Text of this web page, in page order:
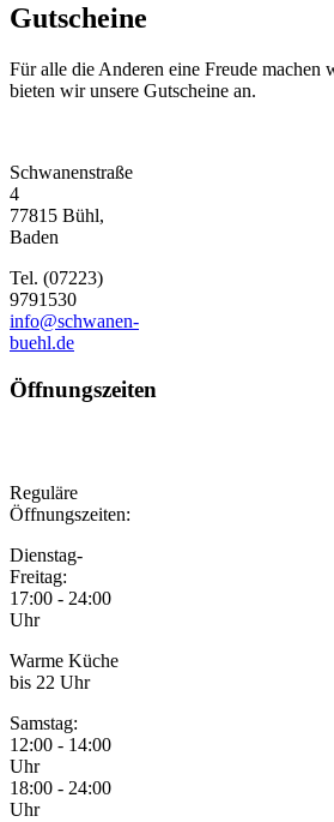
Gutscheine
Für alle die Anderen eine Freude machen
bieten wir unsere Gutscheine an.
Schwanenstraße
4
77815 Bühl,
Baden
Tel. (07223)
9791530
info@schwanen-
buehl.de
Öffnungszeiten
Reguläre
Öffnungszeiten:
Dienstag-
Freitag:
17:00 - 24:00
Uhr
Warme Küche
bis 22 Uhr
Samstag:
12:00 - 14:00
Uhr
18:00 - 24:00
Uhr